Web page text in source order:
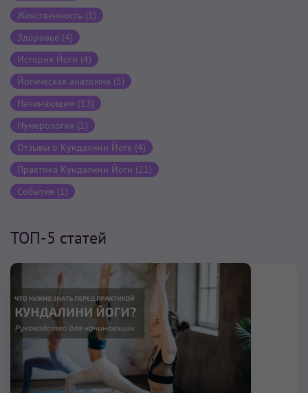
Женственность (1)
Здоровье (4)
История Йоги (4)
Йогическая анатомия (5)
Начинающим (13)
Нумерология (1)
Отзывы о Кундалини Йоге (4)
Практика Кундалини Йоги (21)
События (1)
ТОП-5 статей